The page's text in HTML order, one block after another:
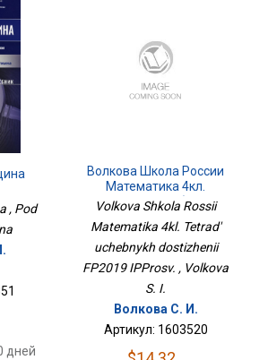
, Pod
дней
Волкова Школа России
Математика 4кл.
Тетрадь Учебных
ИППросв.
Volkova Shkola Rossii
Matematika 4kl. Tetrad'
uchebnykh dostizhenii
FP2019 IPProsv. , Volkova
S. I.
Волкова С. И.
Артикул: 1603520